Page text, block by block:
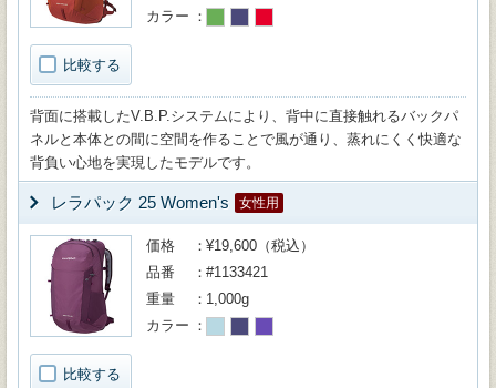
比較する
カラー
背面に搭載したV.B.P.システムにより、背中に直接触れるバックパ
ネルと本体との間に空間を作ることで風が通り、蒸れにくく快適な
背負い心地を実現したモデルです。
レラパック 25 Women's 女性用
比較する
価格
¥19,600（税込）
品番
#1133421
重量
1,000g
カラー